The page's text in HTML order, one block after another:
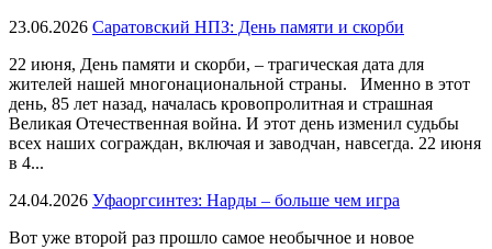
23.06.2026 Саратовский НПЗ: День памяти и скорби
22 июня, День памяти и скорби, – трагическая дата для
жителей нашей многонациональной страны. Именно в этот
день, 85 лет назад, началась кровопролитная и страшная
Великая Отечественная война. И этот день изменил судьбы
всех наших сограждан, включая и заводчан, навсегда. 22 июня
в 4...
24.04.2026 Уфаоргсинтез: Нарды – больше чем игра
Вот уже второй раз прошло самое необычное и новое